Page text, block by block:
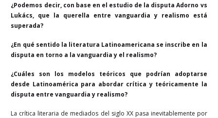
¿Podemos decir, con base en el estudio de la disputa Adorno vs
Lukács, que la querella entre vanguardia y realismo está
superada?
¿En qué sentido la literatura Latinoamericana se inscribe en la
disputa en torno a la vanguardia y el realismo?
¿Cuáles son los modelos teóricos que podrían adoptarse
desde Latinoamérica para abordar crítica y teóricamente la
disputa entre vanguardia y realismo?
La crítica literaria de mediados del siglo XX pasa inevitablemente por